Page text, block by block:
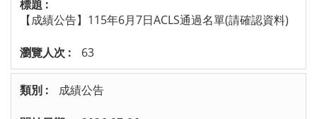
【成績公告】115年6月7日ACLS通過名單(請確認資料)
63
成績公告